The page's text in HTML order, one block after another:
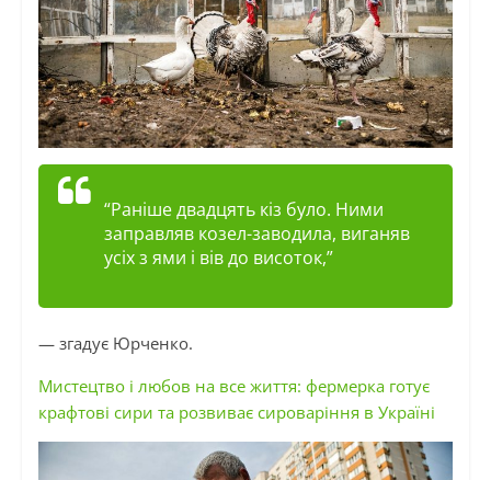
“Раніше двадцять кіз було. Ними
заправляв козел-заводила, виганяв
усіх з ями і вів до висоток,”
— згадує Юрченко.
Мистецтво і любов на все життя: фермерка готує
крафтові сири та розвиває сироваріння в Україні